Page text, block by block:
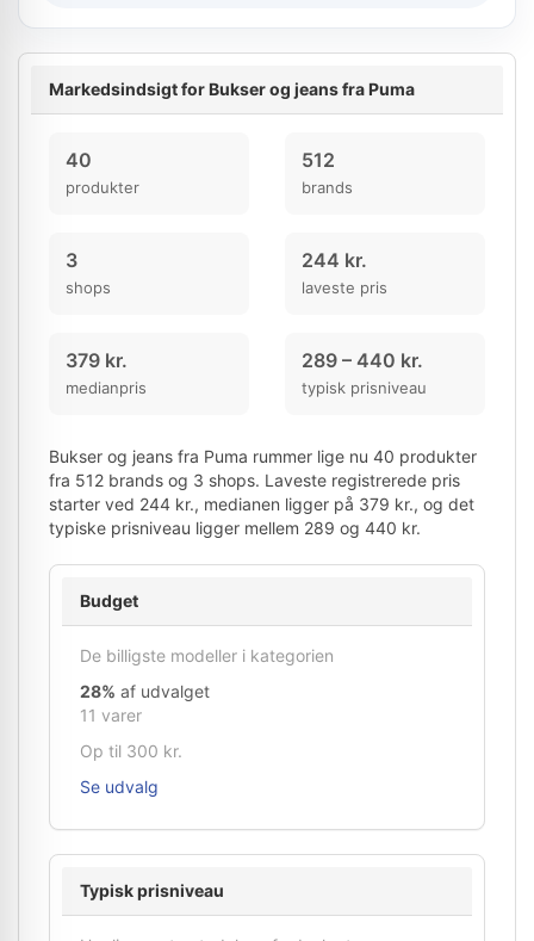
Markedsindsigt for Bukser og jeans fra Puma
40
produkter
512
brands
3
shops
244 kr.
laveste pris
379 kr.
medianpris
289 – 440 kr.
typisk prisniveau
Bukser og jeans fra Puma rummer lige nu 40 produkter
fra 512 brands og 3 shops. Laveste registrerede pris
starter ved 244 kr., medianen ligger på 379 kr., og det
typiske prisniveau ligger mellem 289 og 440 kr.
Budget
De billigste modeller i kategorien
28% af udvalget
11 varer
Op til 300 kr.
Se udvalg
Typisk prisniveau